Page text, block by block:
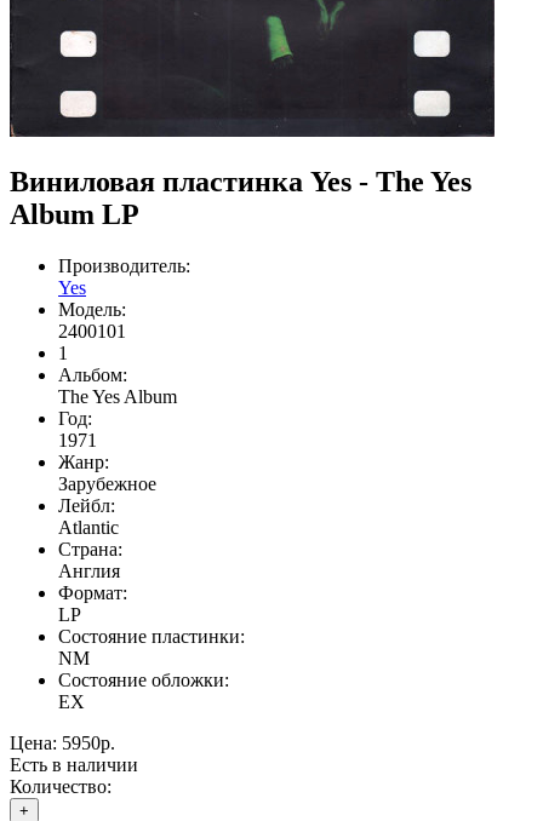
Виниловая пластинка Yes - The Yes
Album LP
Производитель:
Yes
Модель:
2400101
1
Альбом:
The Yes Album
Год:
1971
Жанр:
Зарубежное
Лейбл:
Atlantic
Страна:
Англия
Формат:
LP
Состояние пластинки:
NM
Состояние обложки:
EX
Цена: 5950р.
Есть в наличии
Количество:
+